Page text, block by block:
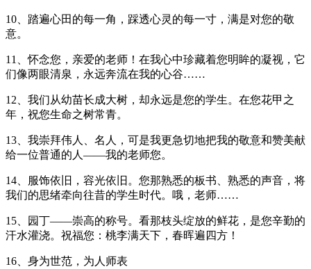
10、踏遍心田的每一角，踩透心灵的每一寸，满是对您的敬
意。
11、怀念您，亲爱的老师！在我心中珍藏着您明眸的凝视，它
们像两眼清泉，永远奔流在我的心谷……
12、我们从幼苗长成大树，却永远是您的学生。在您花甲之
年，祝您生命之树常青。
13、我崇拜伟人、名人，可是我更急切地把我的敬意和赞美献
给一位普通的人――我的老师您。
14、服饰依旧，容光依旧。您那熟悉的板书、熟悉的声音，将
我们的思绪牵向往昔的学生时代。哦，老师……
15、园丁——崇高的称号。看那枝头绽放的鲜花，是您辛勤的
汗水灌浇。祝福您：桃李满天下，春晖遍四方！
16、身为世范，为人师表